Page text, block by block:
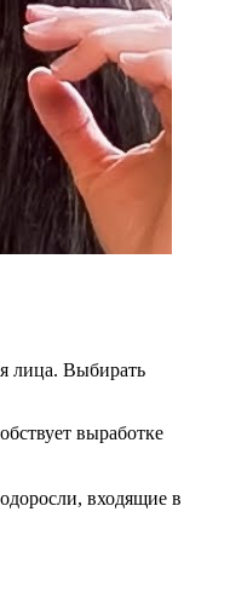
лица. Выбирать
выработке
входящие в